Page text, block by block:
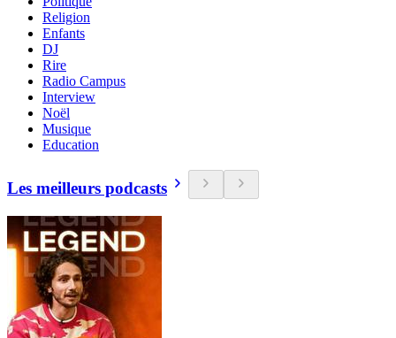
Religion
Enfants
DJ
Rire
Radio Campus
Interview
Noël
Musique
Education
Les meilleurs podcasts